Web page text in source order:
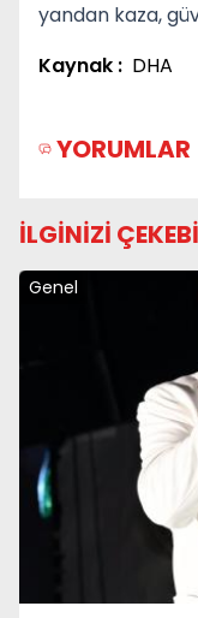
yandan kaza,
Kaynak : DHA
YORUMLAR
İLGİNİZİ
Genel